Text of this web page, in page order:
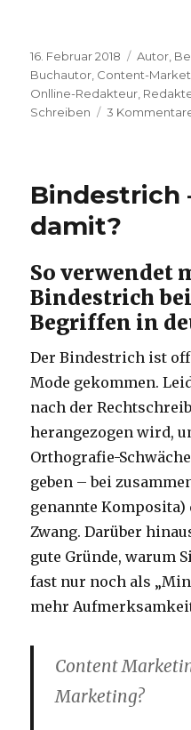
Veröffentlicht
am
16. Februar 2018 Autor,
Buchautor, Content-
Onlline-Redakteur,
Schreiben
3
Bindestrich
damit?
So verwendet
Bindestrich
Begriffen in
Der Bindestrich ist
Mode gekommen.
nach der
herangezogen wird,
Orthografie-
geben – bei
genannte
Zwang. Darüber
gute Gründe, warum
fast nur noch als
mehr
Content
Marketing?